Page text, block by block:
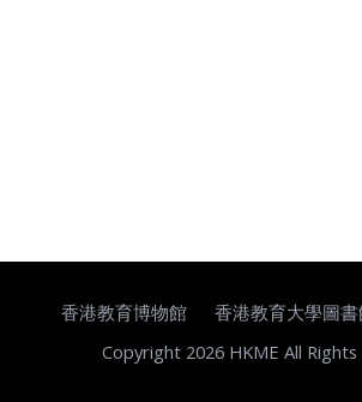
香港教育博物館 香港教育大學圖
Copyright 2026 HKME All Rights